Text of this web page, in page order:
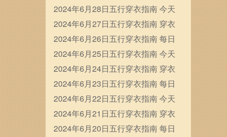
穿衣五行颜色运势
2024年6月28日五行穿衣指南 今天
穿衣颜色是什么查询
2024年6月27日五行穿衣指南 穿衣
五行色搭配
2024年6月26日五行穿衣指南 每日
穿衣五行颜色运势
2024年6月25日五行穿衣指南 今天
穿衣颜色是什么查询
2024年6月24日五行穿衣指南 穿衣
五行色搭配
2024年6月23日五行穿衣指南 每日
穿衣五行颜色运势
2024年6月22日五行穿衣指南 今天
穿衣颜色是什么查询
2024年6月21日五行穿衣指南 穿衣
五行色搭配
2024年6月20日五行穿衣指南 每日